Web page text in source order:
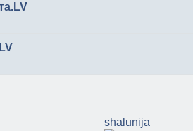
shalunija